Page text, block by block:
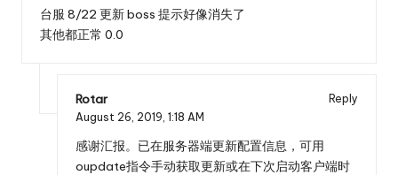
台服 8/22 更新 boss 提示好像消失了
其他都正常 0.0
Rotar
Reply
August 26, 2019, 1:18 AM
感谢汇报。已在服务器端更新配置信息，可用
oupdate指令手动获取更新或在下次启动客户端时